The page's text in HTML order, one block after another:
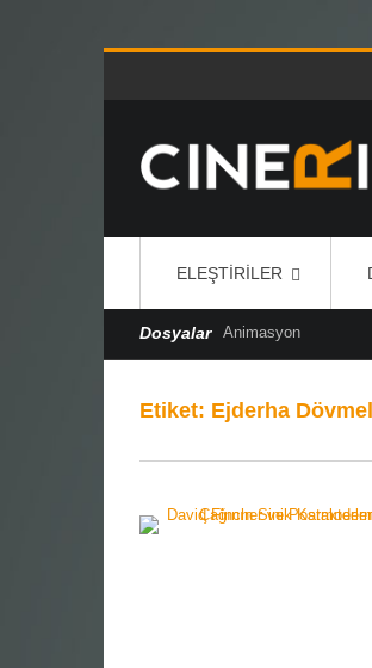
ELEŞTIRILER
Dosyalar Animasyon
Etiket: Ejderha